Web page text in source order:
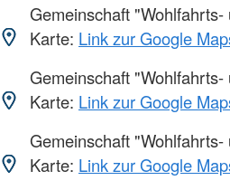
Gemeinschaft
Karte: Link zur Google
Gemeinschaft
Karte: Link zur Google
Gemeinschaft
Karte: Link zur Google